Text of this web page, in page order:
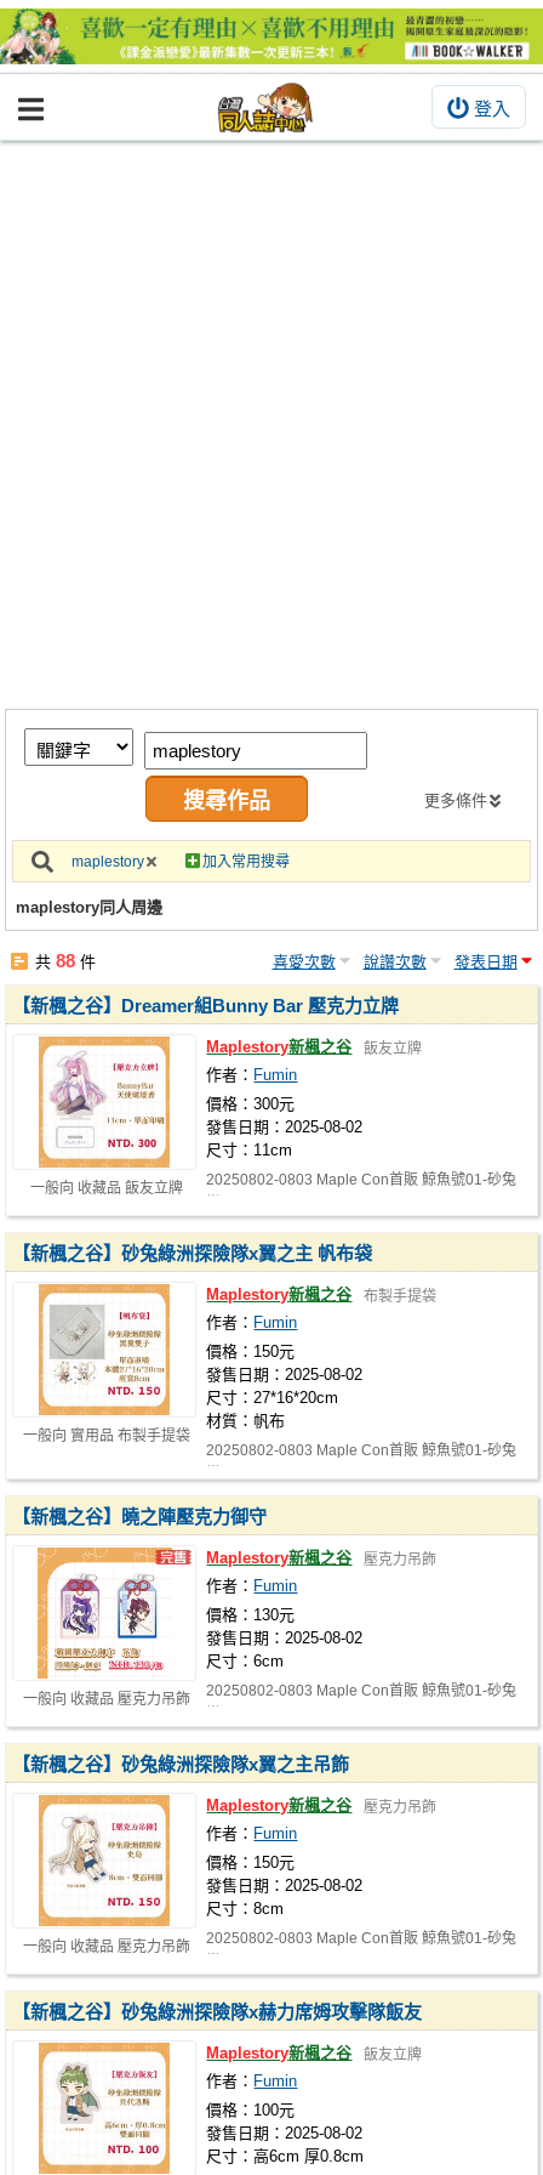
登入
BOOKY書集倉庫
繪圖藝廊
交流中心
攤位轉讓區
會員功能選單
註冊會員
更多條件
maplestory 加入常用搜尋
maplestory同人周邊
共88 件 喜愛次數 說讚次數 發表日期
一般向 收藏品 飯友立牌
【新楓之谷】Dreamer組Bunny Bar 壓克力立牌
Maplestory新楓之谷 飯友立牌
作者： Fumin
價格：300元
發售日期：2025-08-02
尺寸：11cm
20250802-0803 Maple Con首販 鯨魚號01-砂兔
一般向 實用品 布製手提袋
【新楓之谷】砂兔綠洲探險隊x翼之主 帆布袋
Maplestory新楓之谷 布製手提袋
作者： Fumin
價格：150元
發售日期：2025-08-02
尺寸：27*16*20cm
材質：帆布
20250802-0803 Maple Con首販 鯨魚號01-砂兔
一般向 收藏品 壓克力吊飾
【新楓之谷】曉之陣壓克力御守
Maplestory新楓之谷 壓克力吊飾
作者： Fumin
價格：130元
發售日期：2025-08-02
尺寸：6cm
20250802-0803 Maple Con首販 鯨魚號01-砂兔
一般向 收藏品 壓克力吊飾
【新楓之谷】砂兔綠洲探險隊x翼之主吊飾
Maplestory新楓之谷 壓克力吊飾
作者： Fumin
價格：150元
發售日期：2025-08-02
尺寸：8cm
20250802-0803 Maple Con首販 鯨魚號01-砂兔
【新楓之谷】砂兔綠洲探險隊x赫力席姆攻擊隊飯友
Maplestory新楓之谷 飯友立牌
作者： Fumin
價格：100元
發售日期：2025-08-02
尺寸：高6cm 厚0.8cm